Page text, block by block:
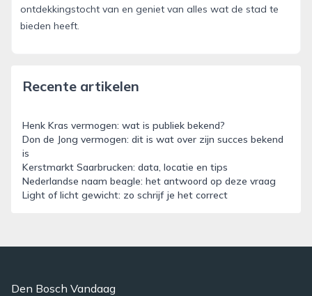
ontdekkingstocht van en geniet van alles wat de stad te
bieden heeft.
Recente artikelen
Henk Kras vermogen: wat is publiek bekend?
Don de Jong vermogen: dit is wat over zijn succes bekend
is
Kerstmarkt Saarbrucken: data, locatie en tips
Nederlandse naam beagle: het antwoord op deze vraag
Light of licht gewicht: zo schrijf je het correct
Den Bosch Vandaag